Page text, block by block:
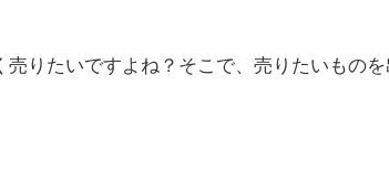
りたいですよね？ そこで、売りたいもの